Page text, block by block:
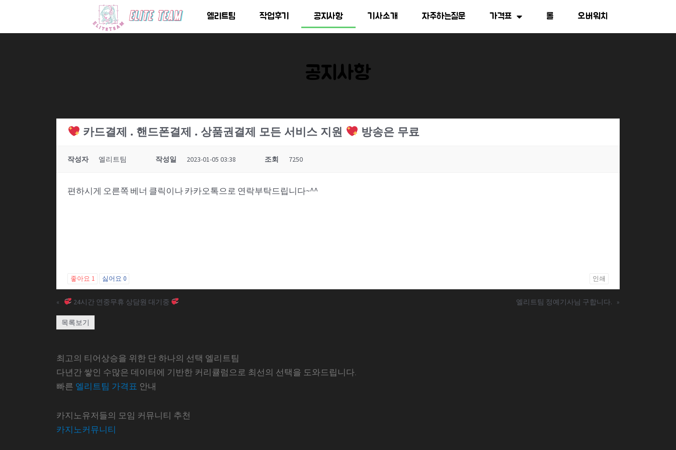
츠
엘리트팀 작업후기 공지사항 기사소개 자주하는질문 가격표 롤 오버워치
공지사항
카드결제 . 핸드폰결제 . 상품권결제 모든 서비스 지원 방송은 무료
작성자 엘리트팀 작성일 2023-01-05 03:38 조회 7250
편하시게 오른쪽 베너 클릭이나 카카오톡으로 연락부탁드립니다~^^
좋아요 1 싫어요 0 인쇄
« 24시간 연중무휴 상담원 대기중 엘리트팀 정예기사님 구합니다. »
목록보기
최고의 티어상승을 위한 단 하나의 선택 엘리트팀
다년간 쌓인 수많은 데이터에 기반한 커리큘럼으로 최선의 선택을 도와드립니다.
빠른 엘리트팀 가격표 안내
카지노유저들의 모임 커뮤니티 추천
카지노커뮤니티